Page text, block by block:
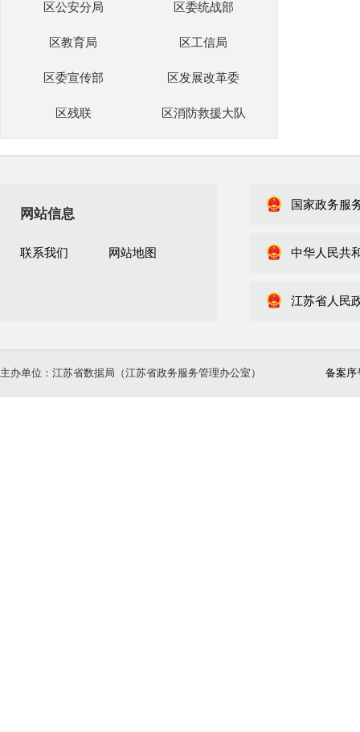
区公安分局 区委统战部
区教育局 区工信局
区委宣传部 区发展改革委
区残联 区消防救援大队
网站信息
联系我们 网站地图
国家政务服
中华人民共
江苏省人民
主办单位：江苏省数据局（江苏省政务服务管理办公室） 备案序